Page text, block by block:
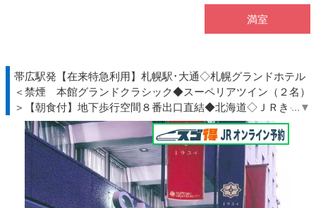
満室
帯広駅発【在来特急利用】札幌駅･大通◇札幌グランドホテル
＜禁煙 本館グランドクラシック◆スーペリアツイン（２名）
＞【朝食付】地下歩行空間８番出口直結◆北海道◇ＪＲきっぷ
駅受取